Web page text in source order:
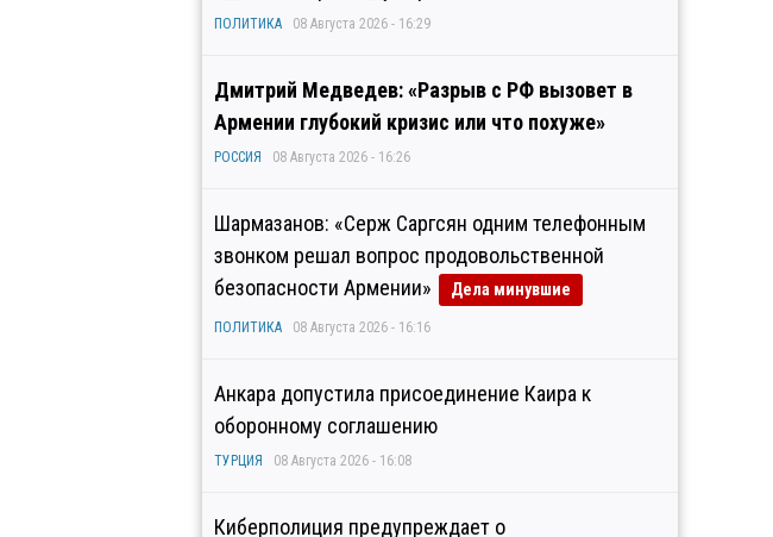
ПОЛИТИКА 08 Августа 2026 - 16:29
Дмитрий Медведев: «Разрыв с РФ вызовет в
Армении глубокий кризис или что похуже»
РОССИЯ 08 Августа 2026 - 16:26
Шармазанов: «Серж Саргсян одним телефонным
звонком решал вопрос продовольственной
безопасности Армении»
Дела минувшие
ПОЛИТИКА 08 Августа 2026 - 16:16
Анкара допустила присоединение Каира к
оборонному соглашению
ТУРЦИЯ 08 Августа 2026 - 16:08
Киберполиция предупреждает о